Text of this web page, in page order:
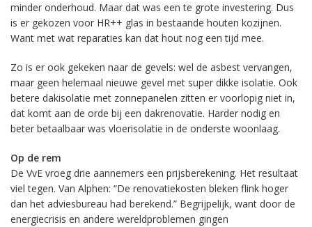
minder onderhoud. Maar dat was een te grote investering. Dus
is er gekozen voor HR++ glas in bestaande houten kozijnen.
Want met wat reparaties kan dat hout nog een tijd mee.
Zo is er ook gekeken naar de gevels: wel de asbest vervangen,
maar geen helemaal nieuwe gevel met super dikke isolatie. Ook
betere dakisolatie met zonnepanelen zitten er voorlopig niet in,
dat komt aan de orde bij een dakrenovatie. Harder nodig en
beter betaalbaar was vloerisolatie in de onderste woonlaag.
Op de rem
De VvE vroeg drie aannemers een prijsberekening. Het resultaat
viel tegen. Van Alphen: “De renovatiekosten bleken flink hoger
dan het adviesbureau had berekend.” Begrijpelijk, want door de
energiecrisis en andere wereldproblemen gingen